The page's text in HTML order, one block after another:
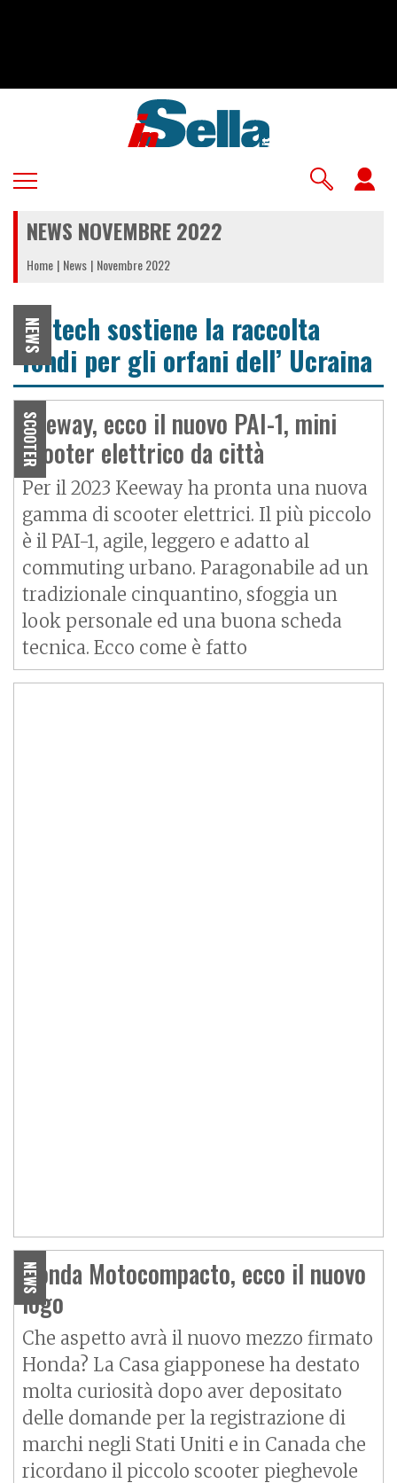
NEWS NOVEMBRE 2022
Home News Novembre 2022
NEWS
Mytech sostiene la raccolta
fondi per gli orfani dell’ Ucraina
SCOOTER
Keeway, ecco il nuovo PAI-1, mini
scooter elettrico da città
Per il 2023 Keeway ha pronta una nuova
gamma di scooter elettrici. Il più piccolo
è il PAI-1, agile, leggero e adatto al
commuting urbano. Paragonabile ad un
tradizionale cinquantino, sfoggia un
look personale ed una buona scheda
tecnica. Ecco come è fatto
NEWS
Honda Motocompacto, ecco il nuovo
logo
Che aspetto avrà il nuovo mezzo firmato
Honda? La Casa giapponese ha destato
molta curiosità dopo aver depositato
delle domande per la registrazione di
marchi negli Stati Uniti e in Canada che
ricordano il piccolo scooter pieghevole